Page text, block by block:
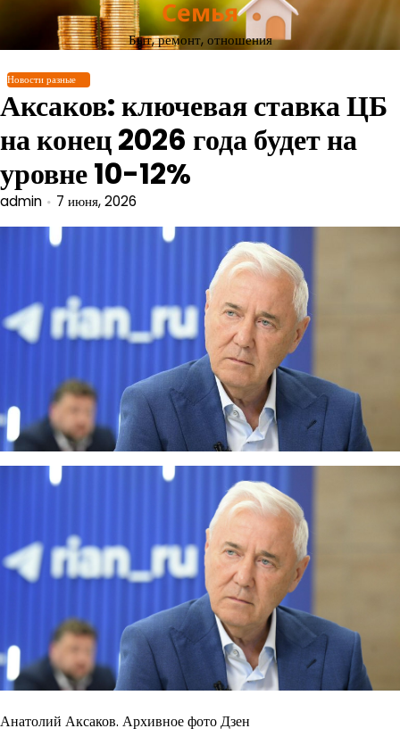
Перейти
содержимому
Семья
Быт, ремонт, отношения
Новости разные
Аксаков: ключевая ставка ЦБ
на конец 2026 года будет на
уровне 10-12%
admin 7 июня, 2026
Анатолий Аксаков. Архивное фото Дзен